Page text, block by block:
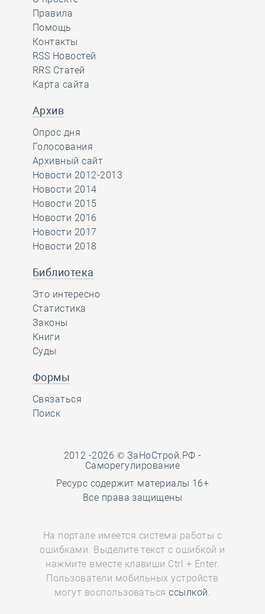
Правила
Помощь
Контакты
RSS Новостей
RRS Статей
Карта сайта
Архив
Опрос дня
Голосования
Архивный сайт
Новости 2012-2013
Новости 2014
Новости 2015
Новости 2016
Новости 2017
Новости 2018
Библиотека
Это интересно
Статистика
Законы
Книги
Суды
Формы
Связаться
Поиск
2012 -2026 © ЗаНоСтрой.РФ -
Саморегулирование
Ресурс содержит материалы 16+
Все права защищены
На портале имеется система работы с
ошибками. Выделите текст с ошибкой и
нажмите вместе клавиши Ctrl + Enter.
Пользователи мобильных устройств
могут воспользоватьсяссылкой.